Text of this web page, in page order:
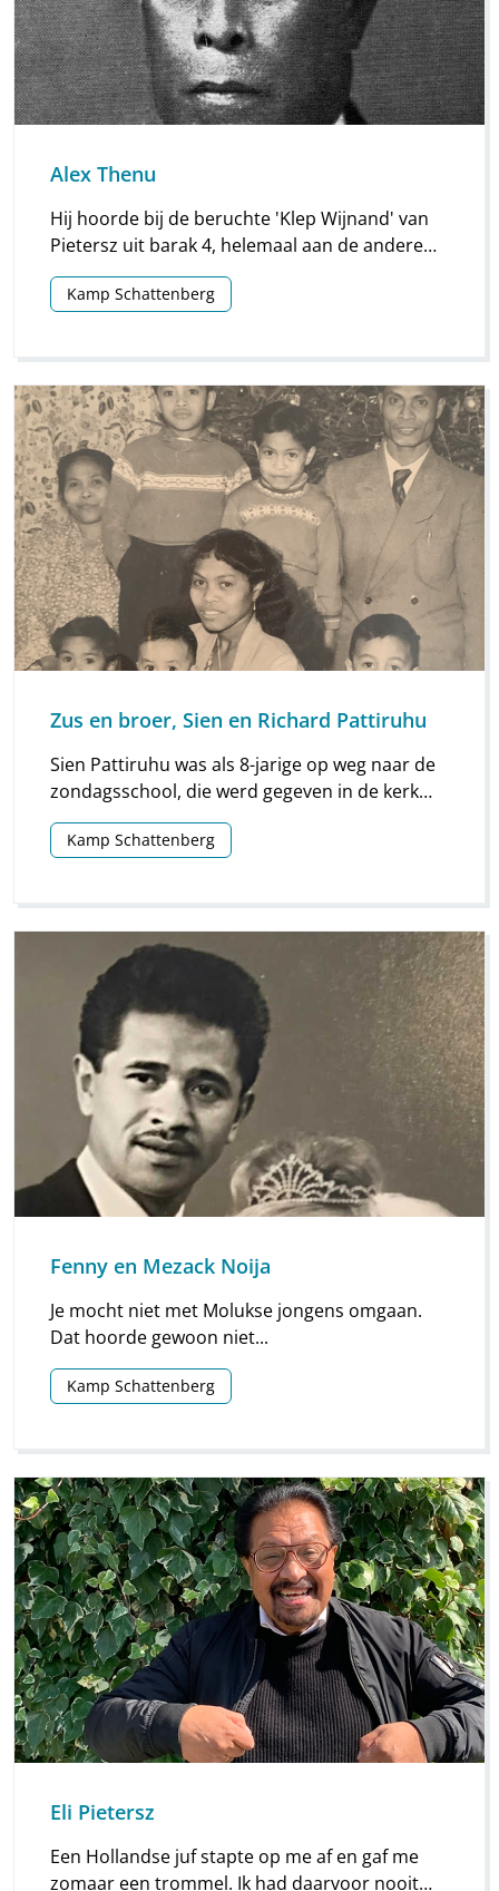
Alex Thenu
Hij hoorde bij de beruchte 'Klep Wijnand' van
Pietersz uit barak 4, helemaal aan de andere
kant van het kamp. Bung Endik zei dat ze ‘nasi
goreng’ gingen maken in het bos en in de
Kamp Schattenberg
Zus en broer, Sien en Richard Pattiruhu
Sien Pattiruhu was als 8-jarige op weg naar de
zondagsschool, die werd gegeven in de kerk
aan de grote weg van Schattenberg. Voor Sien
de bocht daarheen maakte, stond ze opeens
Kamp Schattenberg
Fenny en Mezack Noija
Je mocht niet met Molukse jongens omgaan.
Dat hoorde gewoon niet...
Kamp Schattenberg
Eli Pietersz
Een Hollandse juf stapte op me af en gaf me
zomaar een trommel. Ik had daarvoor nooit